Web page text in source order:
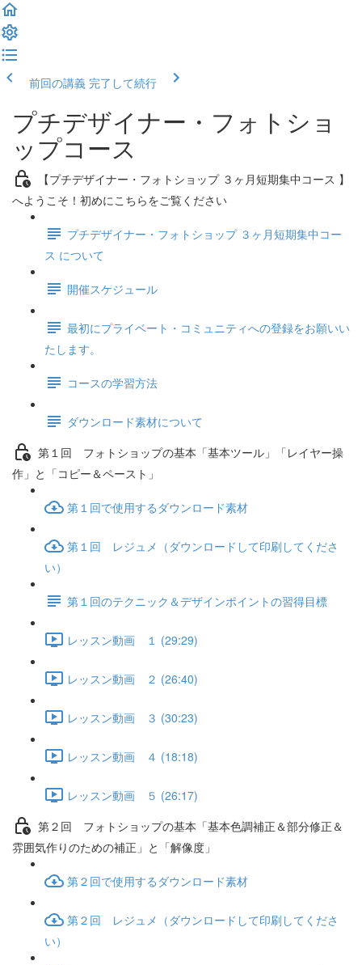
前回の講義 完了して続行
プチデザイナー・フォトショ
ップコース
【プチデザイナー・フォトショップ ３ヶ月短期集中コース 】
へようこそ！初めにこちらをご覧ください
プチデザイナー・フォトショップ ３ヶ月短期集中コー
ス について
開催スケジュール
最初にプライベート・コミュニティへの登録をお願いい
たします。
コースの学習方法
ダウンロード素材について
第１回 フォトショップの基本「基本ツール」「レイヤー操
作」と「コピー＆ペースト」
第１回で使用するダウンロード素材
第１回 レジュメ（ダウンロードして印刷してくださ
い）
第１回のテクニック＆デザインポイントの習得目標
レッスン動画 １ (29:29)
レッスン動画 ２ (26:40)
レッスン動画 ３ (30:23)
レッスン動画 ４ (18:18)
レッスン動画 ５ (26:17)
第２回 フォトショップの基本「基本色調補正＆部分修正＆
雰囲気作りのための補正」と「解像度」
第２回で使用するダウンロード素材
第２回 レジュメ（ダウンロードして印刷してくださ
い）